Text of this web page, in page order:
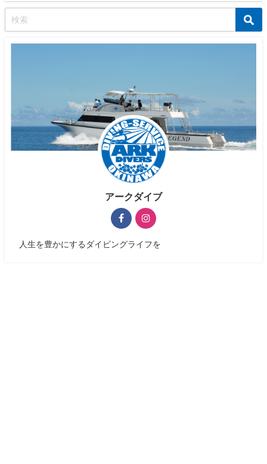
アークダイブ
人生を豊かにするダイビングライフを